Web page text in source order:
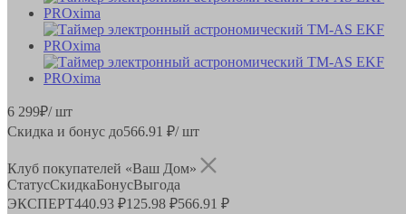
6 299₽/ шт
Скидка и бонус до566.91 ₽/ шт
Клуб покупателей «Ваш Дом»
СтатусСкидкаБонусВыгода
ЭКСПЕРТ440.93 ₽125.98 ₽566.91 ₽